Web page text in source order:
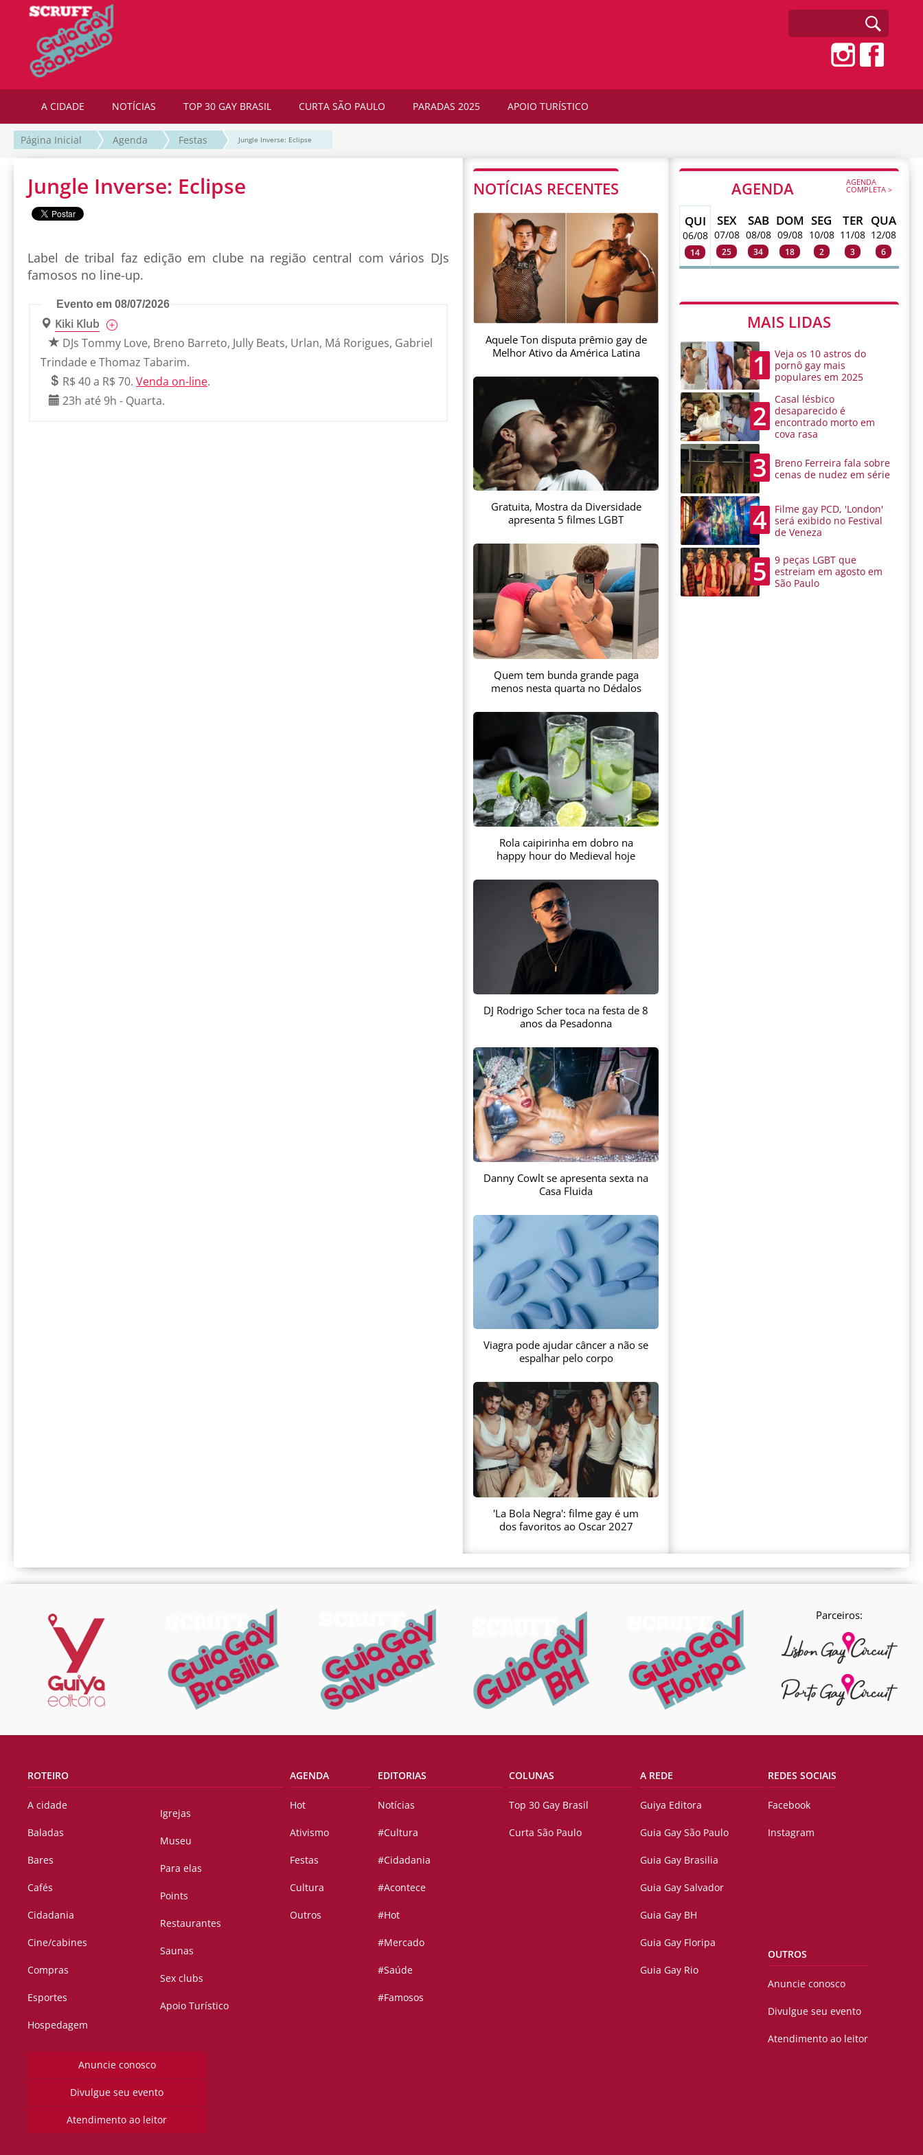
A CIDADE NOTÍCIAS TOP 30 GAY BRASIL CURTA SÃO PAULO PARADAS 2025 APOIO TURÍSTICO
Página Inicial Agenda Festas Jungle Inverse: Eclipse
Jungle Inverse: Eclipse
Label de tribal faz edição em clube na região central com vários DJs
famosos no line-up.
Evento em 08/07/2026
Kiki Klub
DJs Tommy Love, Breno Barreto, Jully Beats, Urlan, Má Rorigues, Gabriel
Trindade e Thomaz Tabarim.
R$ 40 a R$ 70. Venda on-line.
23h até 9h - Quarta.
NOTÍCIAS RECENTES
Aquele Ton disputa prêmio gay de
Melhor Ativo da América Latina
Gratuita, Mostra da Diversidade
apresenta 5 filmes LGBT
Quem tem bunda grande paga
menos nesta quarta no Dédalos
Rola caipirinha em dobro na
happy hour do Medieval hoje
DJ Rodrigo Scher toca na festa de 8
anos da Pesadonna
Danny Cowlt se apresenta sexta na
Casa Fluida
Viagra pode ajudar câncer a não se
espalhar pelo corpo
'La Bola Negra': filme gay é um
dos favoritos ao Oscar 2027
AGENDA AGENDA
COMPLETA >
QUI
06/08
14
SEX
07/08
25
SAB
08/08
34
DOM
09/08
18
SEG
10/08
2
TER
11/08
3
QUA
12/08
6
MAIS LIDAS
1
Veja os 10 astros do
pornô gay mais
populares em 2025
2
Casal lésbico
desaparecido é
encontrado morto em
cova rasa
3
Breno Ferreira fala sobre
cenas de nudez em série
4
Filme gay PCD, 'London'
será exibido no Festival
de Veneza
5
9 peças LGBT que
estreiam em agosto em
São Paulo
Parceiros:
ROTEIRO
A cidade
Baladas
Bares
Cafés
Cidadania
Cine/cabines
Compras
Esportes
Hospedagem
Igrejas
Museu
Para elas
Points
Restaurantes
Saunas
Sex clubs
Apoio Turístico
Anuncie conosco
Divulgue seu evento
Atendimento ao leitor
AGENDA
Hot
Ativismo
Festas
Cultura
Outros
EDITORIAS
Notícias
#Cultura
#Cidadania
#Acontece
#Hot
#Mercado
#Saúde
#Famosos
COLUNAS
Top 30 Gay Brasil
Curta São Paulo
A REDE
Guiya Editora
Guia Gay São Paulo
Guia Gay Brasilia
Guia Gay Salvador
Guia Gay BH
Guia Gay Floripa
Guia Gay Rio
REDES SOCIAIS
Facebook
Instagram
OUTROS
Anuncie conosco
Divulgue seu evento
Atendimento ao leitor